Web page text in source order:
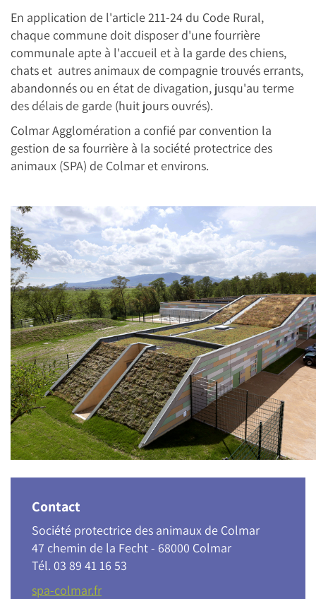
En application de l'article 211-24 du Code Rural,
chaque commune doit disposer d'une fourrière
communale apte à l'accueil et à la garde des chiens,
chats et autres animaux de compagnie trouvés errants,
abandonnés ou en état de divagation, jusqu'au terme
des délais de garde (huit jours ouvrés).
Colmar Agglomération a confié par convention la
gestion de sa fourrière à la société protectrice des
animaux (SPA) de Colmar et environs.
Contact
Société protectrice des animaux de Colmar
47 chemin de la Fecht - 68000 Colmar
Tél. 03 89 41 16 53
spa-colmar.fr